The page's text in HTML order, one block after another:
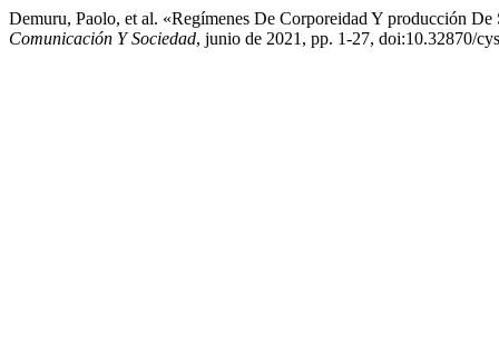
Demuru, Paolo, et al. «Regímenes De Corporeidad Y producción
Comunicación Y Sociedad, junio de 2021, pp. 1-27, doi:10.32870/